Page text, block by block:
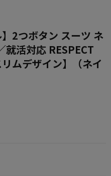
2つボタン スーツ ネ
就活対応 RESPECT
ムデザイン】（ネイ